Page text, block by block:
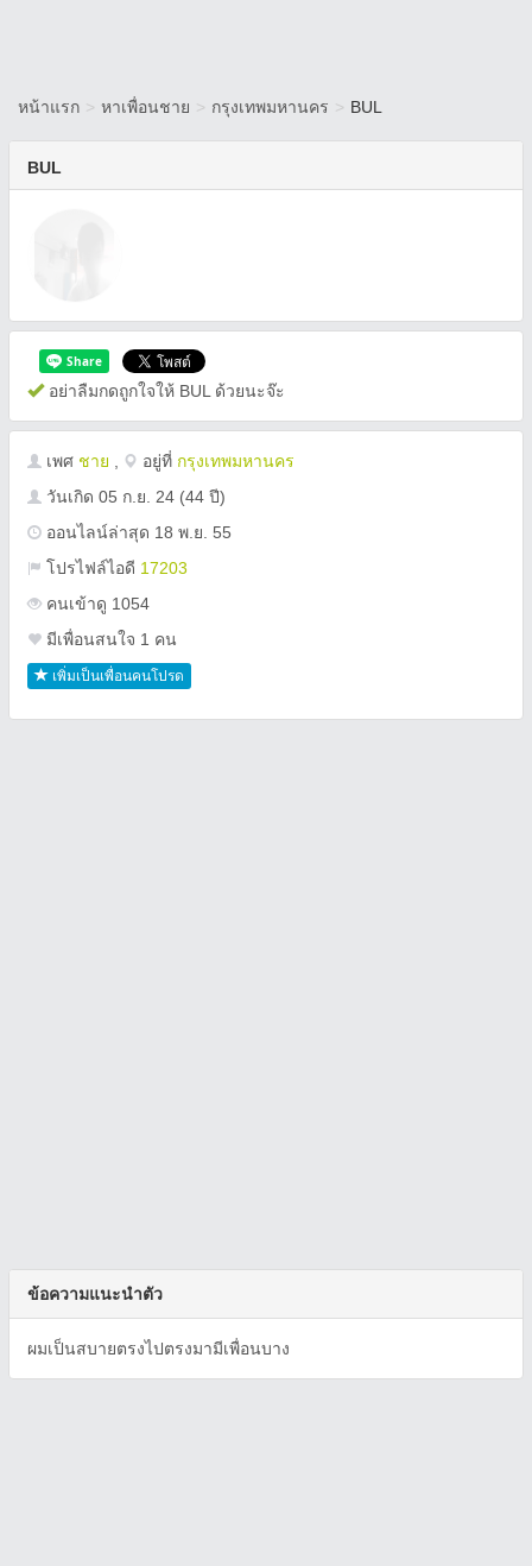
หน้าแรก > หาเพื่อนชาย > กรุงเทพมหานคร > BUL
BUL
อย่าลืมกดถูกใจให้ BUL ด้วยนะจ๊ะ
เพศ ชาย อยู่ที่ กรุงเทพมหานคร
วันเกิด 05 ก.ย. 24 (44 ปี)
ออนไลน์ล่าสุด 18 พ.ย. 55
โปรไฟล์ไอดี 17203
คนเข้าดู 1054
มีเพื่อนสนใจ 1 คน
เพิ่มเป็นเพื่อนคนโปรด
ข้อความแนะนำตัว
ผมเป็นสบายตรงไปตรงมามีเพื่อนบาง